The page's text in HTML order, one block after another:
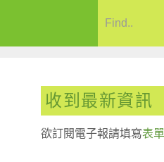
收到最新資訊
欲訂閱電子報請填寫表單